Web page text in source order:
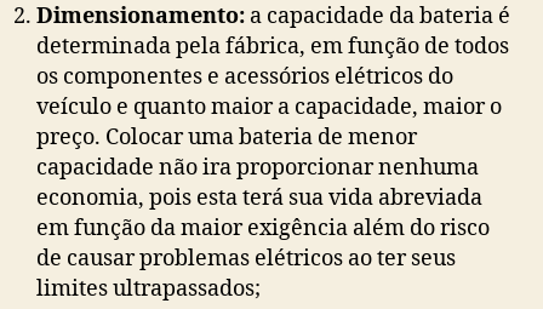
Dimensionamento: a capacidade da bateria é
determinada pela fábrica, em função de todos
os componentes e acessórios elétricos do
veículo e quanto maior a capacidade, maior o
preço. Colocar uma bateria de menor
capacidade não ira proporcionar nenhuma
economia, pois esta terá sua vida abreviada
em função da maior exigência além do risco
de causar problemas elétricos ao ter seus
limites ultrapassados;